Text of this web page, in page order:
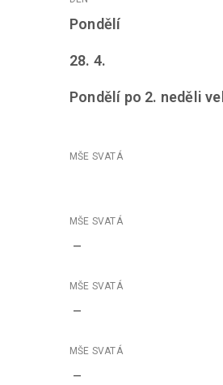
Pondělí
28. 4.
Pondělí po 2. neděli
–
–
–